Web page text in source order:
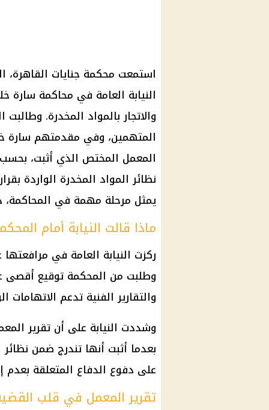
استمعت محكمة جنايات القاهرة،
النيابة العامة في محاكمة سارة
والاتجار بالمواد المخدرة.
المتهمين، وفي مقدمتهم سارة
المعمل المختص الذي أثبت،
نظائر المواد المخدرة الواردة
يمثل مرحلة مهمة في
ماذا قالت النيابة أمام
ركزت النيابة العامة في مرافعتها
وطلبت من المحكمة توقيع أقصى
والتقارير الفنية تدعم الاتهامات
وشددت النيابة على أن تقرير
بعدما أثبت أنها تندرج ضمن نظائر
على دفوع الدفاع المتعلقة
تقرير المعمل في قلب